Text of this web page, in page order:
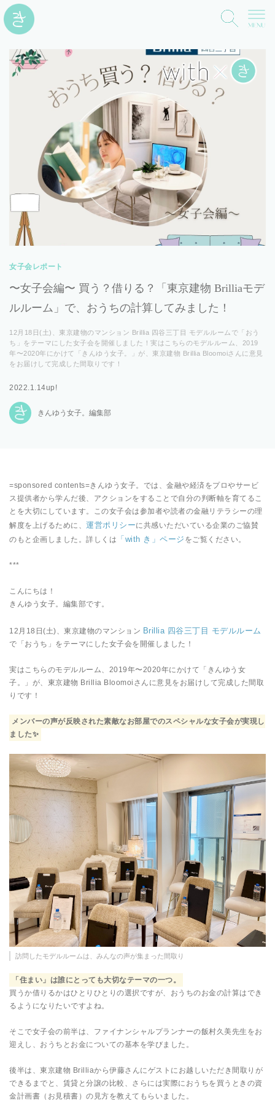
女子会レポート
〜女子会編〜 買う？借りる？「東京建物 Brilliaモデ
ルルーム」で、おうちの計算してみました！
12月18日(土)、東京建物のマンション Brillia 四谷三丁目 モデルルームで「おう
ち」をテーマにした女子会を開催しました！実はこちらのモデルルーム、2019
年〜2020年にかけて「きんゆう女子。」が、東京建物 Brillia Bloomoiさんに意見
をお届けして完成した間取りです！
2022.1.14up!
きんゆう女子。編集部
=sponsored contents=きんゆう女子。では、金融や経済をプロやサービ
ス提供者から学んだ後、アクションをすることで自分の判断軸を育てるこ
とを大切にしています。この女子会は参加者や読者の金融リテラシーの理
解度を上げるために、 運営ポリシーに共感いただいている企業のご協賛
のもと企画しました。詳しくは 「with き」ページ をご覧ください。
***
こんにちは！
きんゆう女子。編集部です。
12月18日(土)、東京建物のマンション Brillia 四谷三丁目 モデルルーム
で「おうち」をテーマにした女子会を開催しました！
実はこちらのモデルルーム、2019年〜2020年にかけて「きんゆう女
子。」が、東京建物 Brillia Bloomoiさんに意見をお届けして完成した間取
りです！
メンバーの声が反映された素敵なお部屋でのスペシャルな女子会が実現し
ました✨
訪問したモデルルームは、みんなの声が集まった間取り
「住まい」は誰にとっても大切なテーマの一つ。
買うか借りるかはひとりひとりの選択ですが、おうちのお金の計算はでき
るようになりたいですよね。
そこで女子会の前半は、ファイナンシャルプランナーの飯村久美先生をお
迎えし、おうちとお金についての基本を学びました。
後半は、東京建物 Brilliaから伊藤さんにゲストにお越しいただき間取りが
できるまでと、賃貸と分譲の比較、さらには実際におうちを買うときの資
金計画書（お見積書）の見方を教えてもらいました。